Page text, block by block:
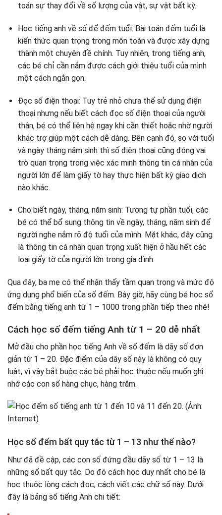
toán sự thay đổi về số lượng của vật, sự vật bất kỳ.
Học tiếng anh về số để đếm tuổi: Bài toán đếm tuổi là
kiến thức quan trọng trong môn toán và được xây dựng
thành một chuyên đề chính. Tuy nhiên, trong tiếng anh,
các bé chỉ cần nắm được cách giới thiệu tuổi của mình
một cách ngắn gọn.
Đọc số điện thoại: Tuy trẻ nhỏ chưa thể sử dụng điện
thoại nhưng nếu biết cách đọc số điện thoại của người
thân, bé có thể liên hệ ngay khi cần thiết hoặc nhờ người
khác trợ giúp một cách dễ dàng. Bên cạnh đó, so với tuổi
và ngày tháng năm sinh thì số điện thoại cũng đóng vai
trò quan trọng trong việc xác minh thông tin cá nhân của
người lớn để làm giấy tờ hay thực hiện bất kỳ giao dịch
nào khác.
Cho biết ngày, tháng, năm sinh: Tương tự phần tuổi, các
bé có thể bổ sung thông tin về ngày, tháng, năm sinh để
người nghe nắm rõ độ tuổi của mình. Mặt khác, đây cũng
là thông tin cá nhân quan trọng xuất hiện ở hầu hết các
loại giấy tờ của người lớn trong gia đình.
Qua đây, ba mẹ có thể nhận thấy tầm quan trọng và mức độ
ứng dụng phổ biến của số đếm. Bây giờ, hãy cùng bé học số
đếm bằng tiếng anh từ 1 – 1000 trong phần tiếp theo nhé!
Cách học số đếm tiếng Anh từ 1 – 20 dễ nhất
Mở đầu cho phần học tiếng Anh về số đếm là dãy số đơn
giản từ 1 – 20. Đặc điểm của dãy số này là không có quy
luật, vì vậy bắt buộc các bé phải học thuộc nếu muốn ghi
nhớ các con số hàng chục, hàng trăm.
Học số đếm bất quy tắc từ 1 – 13 như thế nào?
Như đã đề cập, các con số đứng đầu dãy số từ 1 – 13 là
những số bất quy tắc. Do đó cách học duy nhất cho bé là
học thuộc lòng cách đọc, cách viết các chữ số này. Dưới
đây là bảng số tiếng Anh chi tiết: